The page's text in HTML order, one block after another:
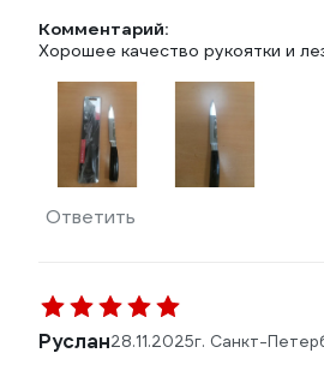
Комментарий:
Хорошее качество рукоятки и
Ответить
Руслан28.11.2025г. Санкт-